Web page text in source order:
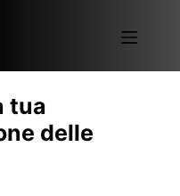
tua
delle